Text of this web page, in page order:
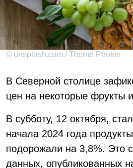
© unsplash.com / Theme Photos
В Северной столице
цен на некоторые фрукты
В субботу, 12 октября,
начала 2024 года
подорожали на 3,8%. Это
данных, опубликованных